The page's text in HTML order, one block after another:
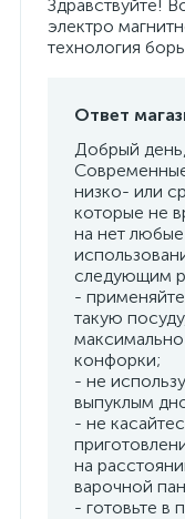
Здравствуйте!
электро
технология
Ответ
Добрый
низко- или
которые не
на нет
следующим
-
такую
конфорки;
- не
выпуклым
- не
на
варочной
- готовьте в